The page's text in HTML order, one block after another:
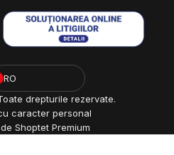
RO
drepturile rezervate.
caracter personal
Shoptet Premium